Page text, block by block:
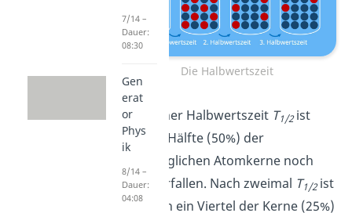
Die Halbwertszeit
Nach einer Halbwertszeit T1/2ist
also die Hälfte (50%) der
ursprünglichen Atomkerne noch
nicht zerfallen. Nach zweimal T1/2ist
nur noch ein Viertel der Kerne (25%)
7/14 –
Dauer:
08:30
Gen
erat
or
Phys
ik
8/14 –
Dauer:
04:08